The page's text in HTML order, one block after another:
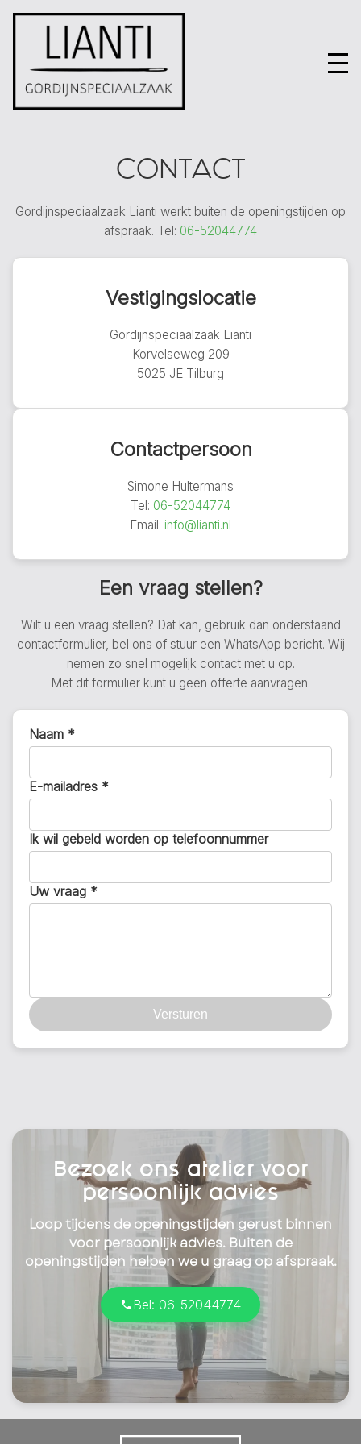
CONTACT
Gordijnspeciaalzaak Lianti werkt buiten de openingstijden op
afspraak. Tel: 06-52044774
Vestigingslocatie
Gordijnspeciaalzaak Lianti
Korvelseweg 209
5025 JE Tilburg
Contactpersoon
Simone Hultermans
Tel: 06-52044774
Email: info@lianti.nl
Een vraag stellen?
Wilt u een vraag stellen? Dat kan, gebruik dan onderstaand
contactformulier, bel ons of stuur een WhatsApp bericht. Wij
nemen zo snel mogelijk contact met u op.
Met dit formulier kunt u geen offerte aanvragen.
Naam *
E-mailadres *
Ik wil gebeld worden op telefoonnummer
Uw vraag *
Versturen
Bezoek ons atelier voor
persoonlijk advies
Loop tijdens de openingstijden gerust binnen
voor persoonlijk advies. Buiten de
openingstijden helpen we u graag op afspraak.
Bel: 06-52044774